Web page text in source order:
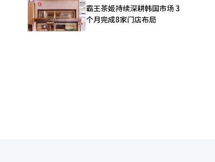
霸王茶姬持续深耕韩国市场 3
个月完成8家门店布局